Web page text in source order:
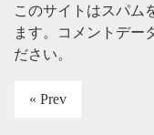
このサイトはスパム
ます。
コメントデー
ださい。
« Prev